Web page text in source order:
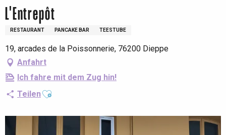
L'Entrepôt
RESTAURANT PANCAKE BAR TEESTUBE
19, arcades de la Poissonnerie, 76200 Dieppe
Anfahrt
Ich fahre mit dem Zug hin!
TeilenAjouter aux favoris